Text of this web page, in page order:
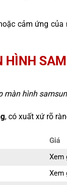
cảm ứng
HÌNH
màn hình
, có xuất xứ rõ
Giá
Xem
Xem